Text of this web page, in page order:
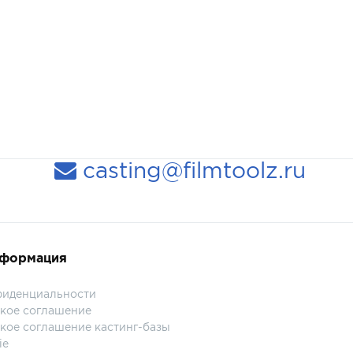
casting@filmtoolz.ru
соглашение
соглашение кастинг-базы